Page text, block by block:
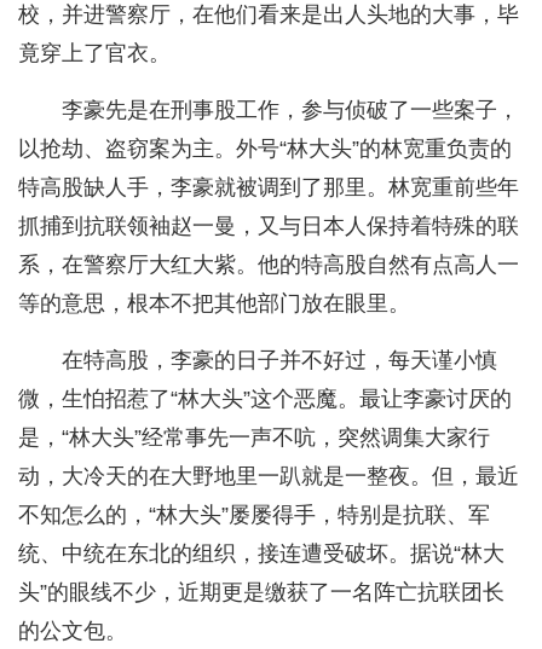
校，并进警察厅，在他们看来是出人头地的大事，毕
竟穿上了官衣。
李豪先是在刑事股工作，参与侦破了一些案子，
以抢劫、盗窃案为主。外号“林大头”的林宽重负责的
特高股缺人手，李豪就被调到了那里。林宽重前些年
抓捕到抗联领袖赵一曼，又与日本人保持着特殊的联
系，在警察厅大红大紫。他的特高股自然有点高人一
等的意思，根本不把其他部门放在眼里。
在特高股，李豪的日子并不好过，每天谨小慎
微，生怕招惹了“林大头”这个恶魔。最让李豪讨厌的
是，“林大头”经常事先一声不吭，突然调集大家行
动，大冷天的在大野地里一趴就是一整夜。但，最近
不知怎么的，“林大头”屡屡得手，特别是抗联、军
统、中统在东北的组织，接连遭受破坏。据说“林大
头”的眼线不少，近期更是缴获了一名阵亡抗联团长
的公文包。